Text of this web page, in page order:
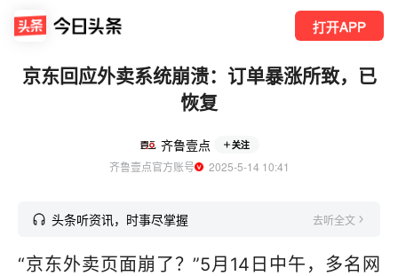
打开APP
京东回应外卖系统崩溃：订单暴涨所致，已
恢复
齐鲁壹点 关注
齐鲁壹点官方账号
  2025-5-14 10:41
头条听资讯，时事尽掌握 去听全文
“京东外卖页面崩了？”5月14日中午，多名网